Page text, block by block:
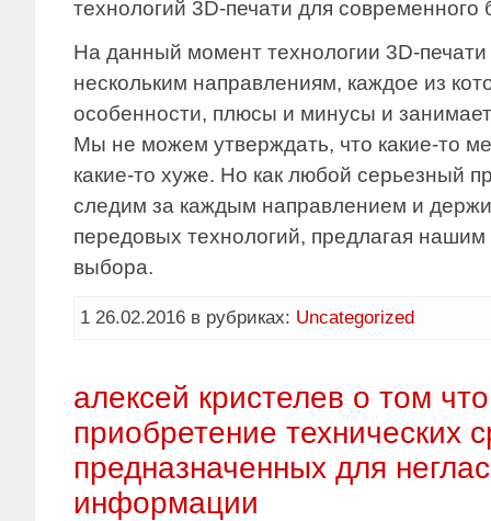
технологий 3D-печати для современного
На данный момент технологии 3D-печати
нескольким направлениям, каждое из
особенности, плюсы и минусы и
Мы не можем утверждать, что какие-то
какие-то хуже. Но как любой серьезный
следим за каждым направлением и
передовых технологий, предлагая
выбора.
1 26.02.2016 в рубриках: Uncategorized
алексей кристелев о том
приобретение технических
предназначенных для
информации